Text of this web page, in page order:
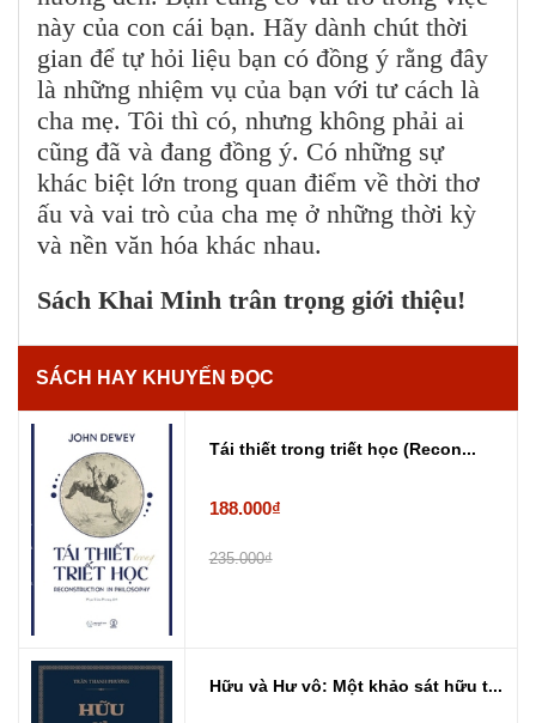
này của con cái bạn. Hãy dành chút thời
gian để tự hỏi liệu bạn có đồng ý rằng đây
là những nhiệm vụ của bạn với tư cách là
cha mẹ. Tôi thì có, nhưng không phải ai
cũng đã và đang đồng ý. Có những sự
khác biệt lớn trong quan điểm về thời thơ
ấu và vai trò của cha mẹ ở những thời kỳ
và nền văn hóa khác nhau.
Sách Khai Minh trân trọng giới thiệu!
SÁCH HAY KHUYẾN ĐỌC
Tái thiết trong triết học (Recon...
188.000₫
235.000₫
Hữu và Hư vô: Một khảo sát hữu t...